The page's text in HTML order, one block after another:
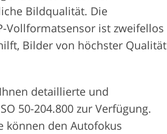
Bildqualität. Die
Vollformatsensor ist zweifellos
Bilder von höchster Qualität
detaillierte und
50-204.800 zur Verfügung.
können den Autofokus